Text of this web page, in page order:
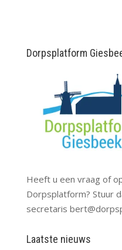
Dorpsplatform
Heeft u een vraag of
Dorpsplatform? Stuur
secretaris
Laatste nieuws